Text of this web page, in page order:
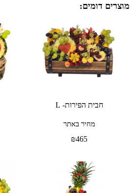
מוצרים דומים:
חבית הפירות- L
מחיר באתר
₪465